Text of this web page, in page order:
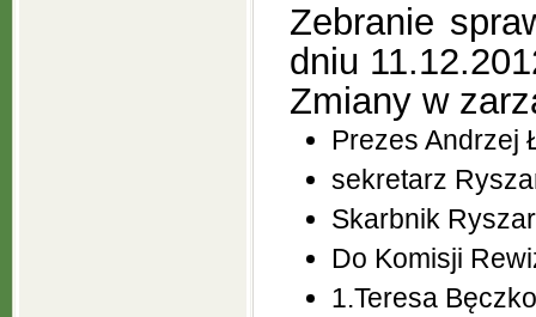
Zebranie
dniu
Zmiany w
Prezes Andrzej
sekretarz
Skarbnik
Do Komisji
1.Teresa